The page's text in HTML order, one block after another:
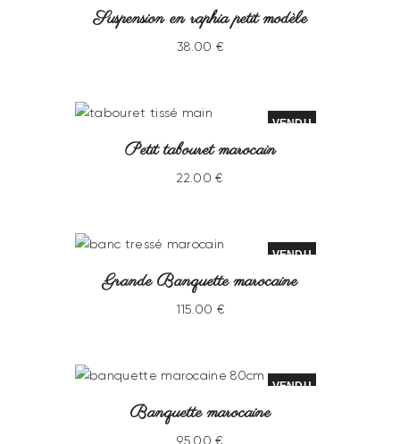
Suspension en raphia petit modèle
38.00 €
VENDU
Petit tabouret marocain
22.00 €
VENDU
Grande Banquette marocaine
115.00 €
VENDU
Banquette marocaine
95 00 €